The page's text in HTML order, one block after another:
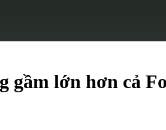
gầm lớn hơn cả